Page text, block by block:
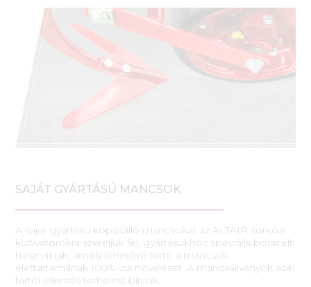
SAJÁT GYÁRTÁSÚ MANCSOK
A saját gyártású kopásálló mancsokat az ALTAIR sorközi
kultivátorokra szereljük fel, gyártásukhoz speciális bóracélt
használnak, amely lehetővé tette a mancsok
élettartamának 100%-os növelését. A mancsállványok acél
tartói jelentős terhelést bírnak.